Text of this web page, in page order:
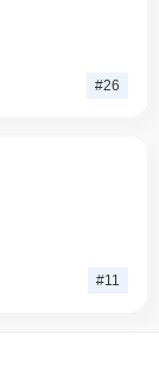
#26
#11